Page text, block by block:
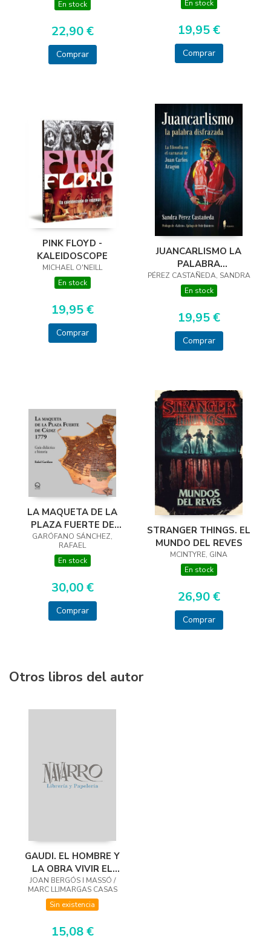
En stock
22,90 €
Comprar
En stock
19,95 €
Comprar
PINK FLOYD -
KALEIDOSCOPE
MICHAEL O'NEILL
En stock
19,95 €
Comprar
JUANCARLISMO LA
PALABRA
DISFRAZADA
PÉREZ CASTAÑEDA, SANDRA
En stock
19,95 €
Comprar
LA MAQUETA DE LA
PLAZA FUERTE DE
CÁDIZ 1779
GARÓFANO SÁNCHEZ,
RAFAEL
En stock
30,00 €
Comprar
STRANGER THINGS. EL
MUNDO DEL REVES
MCINTYRE, GINA
En stock
26,90 €
Comprar
Otros libros del autor
GAUDI. EL HOMBRE Y
LA OBRA VIVIR EL
LIBRO
JOAN BERGÓS I MASSÓ /
MARC LLIMARGAS CASAS
Sin existencia
15,08 €